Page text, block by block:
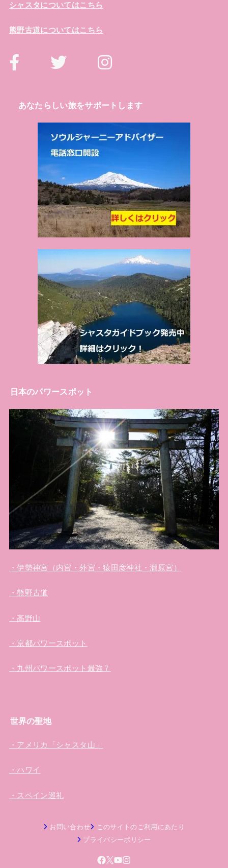
シャスタについてはこちら
熊野古道についてはこちら
あなたらしい旅をサポートします
日本のパワースポット
・伊勢神宮（内宮・外宮・猿田彦神社・瀧原宮）
・熊野古道
・高野山
・京都パワースポット
・九州パワースポット最強７
世界の聖地
・アメリカ「シャスタ山」
・ハワイ
・スペイン巡礼
お問い合わせ
このサイトのご利用にあたり
プライバシーポリシー